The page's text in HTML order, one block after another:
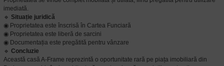
imediată.
🔹 Situație juridică
◉ Proprietatea este înscrisă în Cartea Funciară
◉ Proprietatea este liberă de sarcini
◉ Documentația este pregătită pentru vânzare
🔹 Concluzie
Această casă A-Frame reprezintă o oportunitate rară pe piața imobiliară din